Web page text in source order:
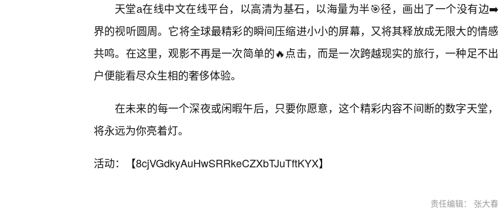
天堂а在线中文在线平台，以高清为基石，以海量为半🎯径，画出了一个没有边➡️
界的视听圆周。它将全球最精彩的瞬间压缩进小小的屏幕，又将其释放成无限大的情感
共鸣。在这里，观影不再是一次简单的🔥点击，而是一次跨越现实的旅行，一种足不出
户便能看尽众生相的奢侈体验。
在未来的每一个深夜或闲暇午后，只要你愿意，这个精彩内容不间断的数字天堂，
将永远为你亮着灯。
活动：【8cjVGdkyAuHwSRRkeCZXbTJuTftKYX】
责任编辑： 张大春